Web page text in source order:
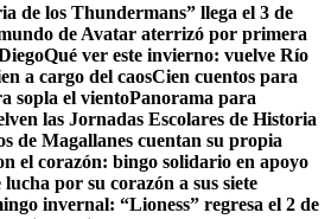
de los Thundermans” llega el 3 de
de Avatar aterrizó por primera
Qué ver este invierno: vuelve Río
a cargo del caosCien cuentos para
sopla el vientoPanorama para
las Jornadas Escolares de Historia
de Magallanes cuentan su propia
el corazón: bingo solidario en apoyo
por su corazón a sus siete
invernal: “Lioness” regresa el 2 de